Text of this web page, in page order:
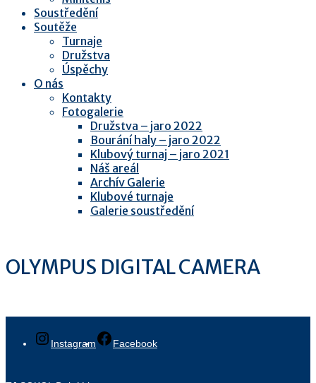
Soustředění
Soutěže
Turnaje
Družstva
Úspěchy
O nás
Kontakty
Fotogalerie
Družstva – jaro 2022
Bourání haly – jaro 2022
Klubový turnaj – jaro 2021
Náš areál
Archív Galerie
Klubové turnaje
Galerie soustředění
OLYMPUS DIGITAL CAMERA
Instagram Facebook